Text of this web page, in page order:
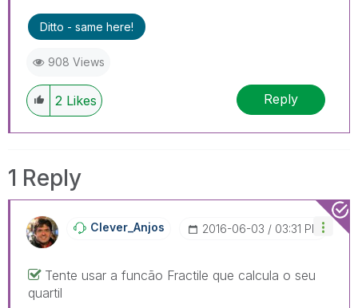
Ditto - same here!
908 Views
2 Likes Reply
1 Reply
Clever_Anjos ‎2016-06-03 03:31 PM
Tente usar a funcão Fractile que calcula o seu
quartil